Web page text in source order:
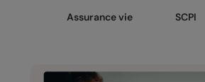
Assurance vie SCPI